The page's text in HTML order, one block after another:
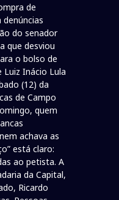
de
do senador
que desviou
o bolso de
Inácio Lula
(12) da
de Campo
quem
achava as
está claro:
ao petista. A
da Capital,
Ricardo